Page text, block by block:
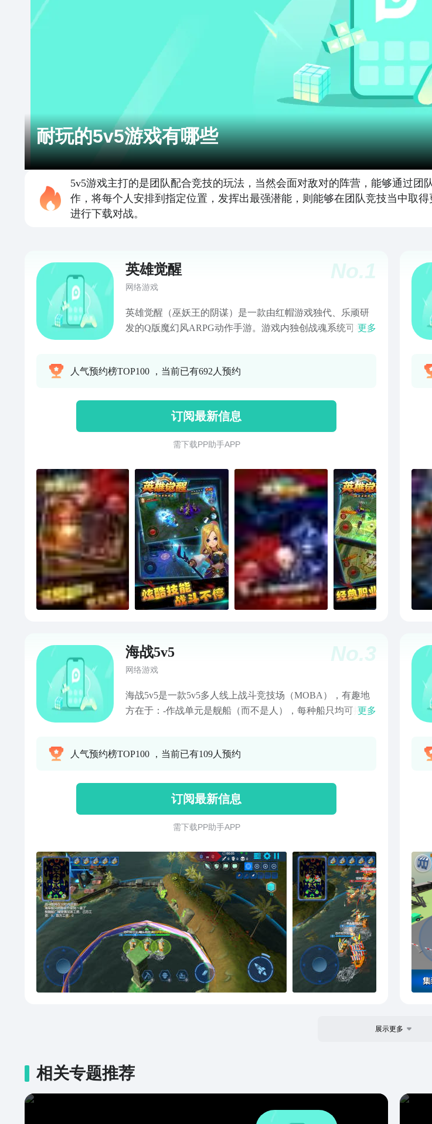
耐玩的5v5游戏有哪些
5v5游戏主打的是团队配合竞技的玩法，当然会面对敌对的阵营，能够通过
作，将每个人安排到指定位置，发挥出最强潜能，则能够在团队竞技当中取
进行下载对战。
No.1
英雄觉醒
网络游戏
英雄觉醒（巫妖王的阴谋）是一款由红帽游戏独代、乐顽研
发的Q版魔幻风ARPG动作手游。游戏内独创战魂系统可将各
典，体验酣畅淋漓的战斗！这一次，未来由你说的算！
更多
人气预约榜TOP100 ，当前已有692人预约
订阅最新信息
需 下 载 P P 助 手 A P P
No.3
海战5v5
网络游戏
海战5v5是一款5v5多人线上战斗竞技场（MOBA），有趣地
方在于：-作战单元是舰船（而不是人），每种船只均可搭配
搭配、时刻注意距离的控制，是特别重要的战斗要素！游戏
戏支持5v5、3v3、1v1，平均每局时间为10分钟以内-除竞技
场模式之外，还有人机对战模式和单机模式十多种各具特色
的舰船，近50种武器和装备，你可自由搭配并采用不同的战
术：--你可以选择大型船只和近距离武器，利用防高攻高的特
的船只，利用远距离武器来远程压制敌人--还可以选择辅助类
船只，为友方船只提供强力的支援想象一下，你可以亲自操
作所选择的船只，采用你独创的武器搭配，凭借你的战术突
击，迅速抢下MVP，并在10分钟内摧毁敌方基地！通过一场
又一场的胜利来提升你的军阶，证明自己可以成为一位优秀
的舰队指挥官！做好战斗准备吧，指挥官！这款游戏还原了
传统Boom海战、Dota 大海战等PC海战游戏的双线竞技模
式，又有着可持续成长的碎片升级体系和每日任务系统，我
们致力打造出魅力无穷且公平的游戏方式，只要坚持到底，
更多
人气预约榜TOP100 ，当前已有109人预约
订阅最新信息
需 下 载 P P 助 手 A P P
展示更多
相关专题推荐